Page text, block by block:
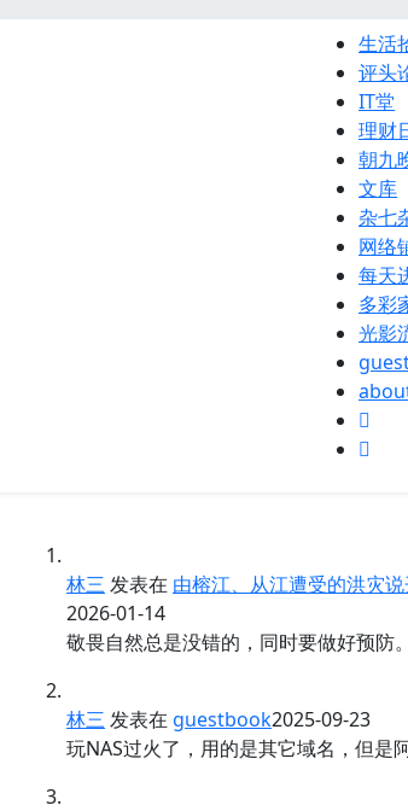
生活
评头
IT堂
理财
朝九
文库
杂七
网络
每天
多彩
光影
林三 发表在 由榕江、从江遭受的洪灾
2026-01-14
敬畏自然总是没错的，同时要做好预防。
林三 发表在 guestbook2025-09-23
玩NAS过火了，用的是其它域名，但是